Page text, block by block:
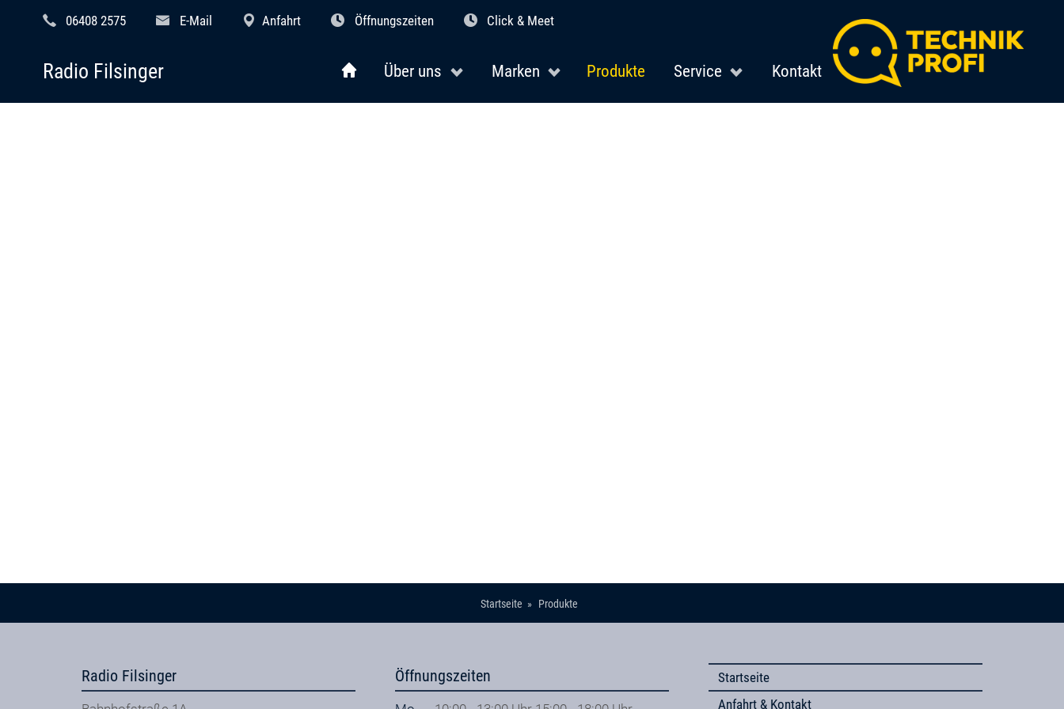
06408 2575 E-Mail Anfahrt Öffnungszeiten Click & Meet
Über uns Marken Produkte Service Kontakt
Radio Filsinger
Startseite Produkte
Radio Filsinger Öffnungszeiten
Startseite
Anfahrt & Kontakt